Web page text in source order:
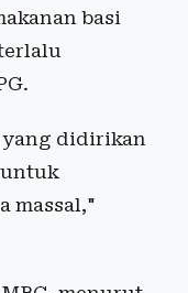
basi
yang didirikan
untuk
massal,"